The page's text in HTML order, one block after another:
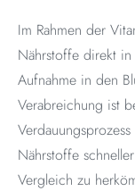
Im Rahmen der
Nährstoffe direkt
Aufnahme in den
Verabreichung ist
Nährstoffe
Vergleich zu